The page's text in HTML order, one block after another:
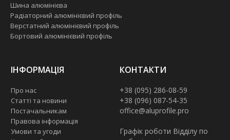
Шина алюмінієва
Радіаторний алюмінієвий профіль
Верстатний алюмінієвий профіль
Бортовий алюмінієвий профіль
ІНФОРМАЦІЯ
Про нас
Статті та новини
Постачальникам
Правова інформація
Умови та угоди
КОНТАКТИ
+38 (095) 286-08-59
+38 (096) 087-54-35
office@aluprofile.pro
Графік роботи Відділу по